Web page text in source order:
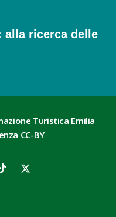
alla ricerca delle
Turistica Emilia
CC-BY